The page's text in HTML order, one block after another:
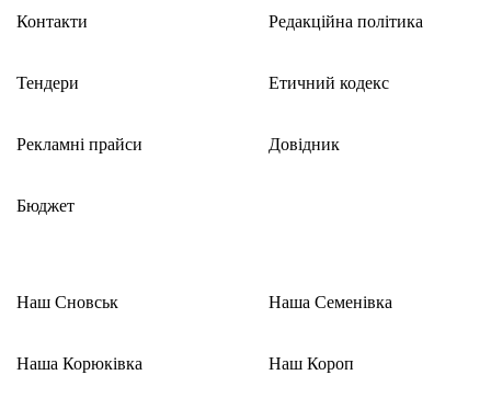
Контакти
Тендери
Рекламні прайси
Бюджет
Редакційна політика
Етичний кодекс
Довідник
Наш Сновськ
Наша Корюківка
Наша Семенівка
Наш Короп